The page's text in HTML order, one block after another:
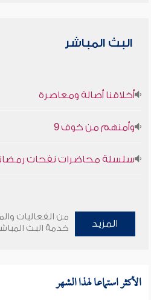
البث المباشر
أخلاقنا أصالة ومعاصرة
وأمنهم من خوف 9
سلسلة محاضرات نفحات رمضانية
المزيد
من الفعاليات
خدمة البث
الأكثر استماعا لهذا الشهر